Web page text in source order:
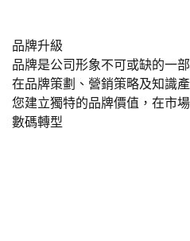
品牌升級
品牌是公司形象不可或缺的一
在品牌策劃、營銷策略及知識
您建立獨特的品牌價值，在市
數碼轉型